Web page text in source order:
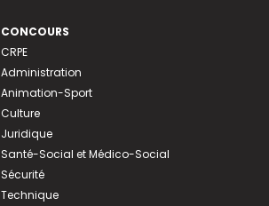
CONCOURS
CRPE
Administration
Animation-Sport
Culture
Juridique
Santé-Social et Médico-Social
Sécurité
Technique